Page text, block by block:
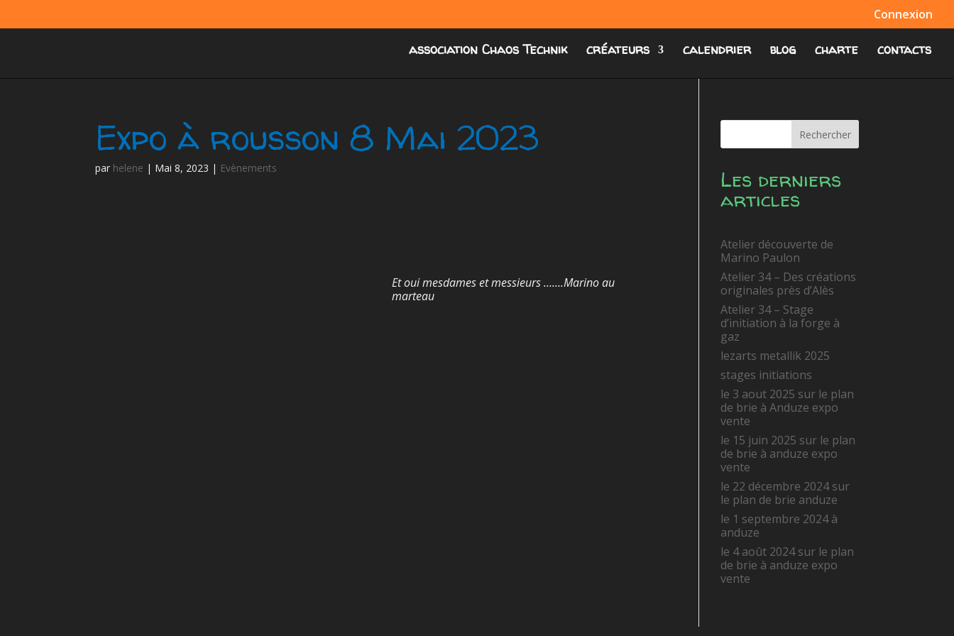
Connexion
association Chaos Technik créateurs calendrier blog charte contacts
Expo à rousson 8 Mai 2023
par helene | Mai 8, 2023 | Evènements
Et oui mesdames et messieurs …….Marino au
marteau
Rechercher
Les derniers
articles
Atelier découverte de
Marino Paulon
Atelier 34 – Des créations
originales près d’Alès
Atelier 34 – Stage
d’initiation à la forge à
gaz
lezarts metallik 2025
stages initiations
le 3 aout 2025 sur le plan
de brie à Anduze expo
vente
le 15 juin 2025 sur le plan
de brie à anduze expo
vente
le 22 décembre 2024 sur
le plan de brie anduze
le 1 septembre 2024 à
anduze
le 4 août 2024 sur le plan
de brie à anduze expo
vente